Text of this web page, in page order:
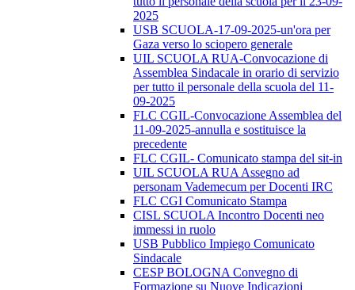
2025
USB SCUOLA-17-09-2025-un'ora per
Gaza verso lo sciopero generale
UIL SCUOLA RUA-Convocazione di
Assemblea Sindacale in orario di servizio
per tutto il personale della scuola del 11-
09-2025
FLC CGIL-Convocazione Assemblea del
11-09-2025-annulla e sostituisce la
precedente
FLC CGIL- Comunicato stampa del sit-in
UIL SCUOLA RUA Assegno ad
personam Vademecum per Docenti IRC
FLC CGI Comunicato Stampa
CISL SCUOLA Incontro Docenti neo
immessi in ruolo
USB Pubblico Impiego Comunicato
Sindacale
CESP BOLOGNA Convegno di
Formazione su Nuove Indicazioni